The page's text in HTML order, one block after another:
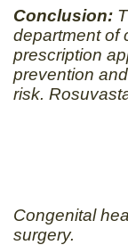
Conclusion:
department of
prescription
prevention
risk.
Congenital
surgery.